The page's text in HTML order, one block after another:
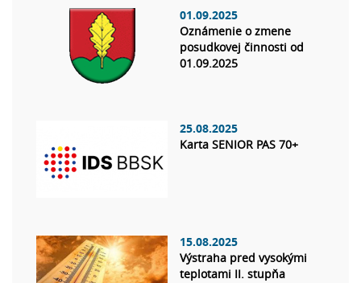
01.09.2025
Oznámenie o zmene
posudkovej činnosti od
01.09.2025
25.08.2025
Karta SENIOR PAS 70+
15.08.2025
Výstraha pred vysokými
teplotami II. stupňa